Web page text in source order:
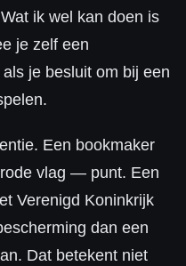
ik wel kan doen is
je zelf een
je besluit om bij een
Een bookmaker
vlag — punt. Een
Verenigd Koninkrijk
dan een
Dat betekent niet